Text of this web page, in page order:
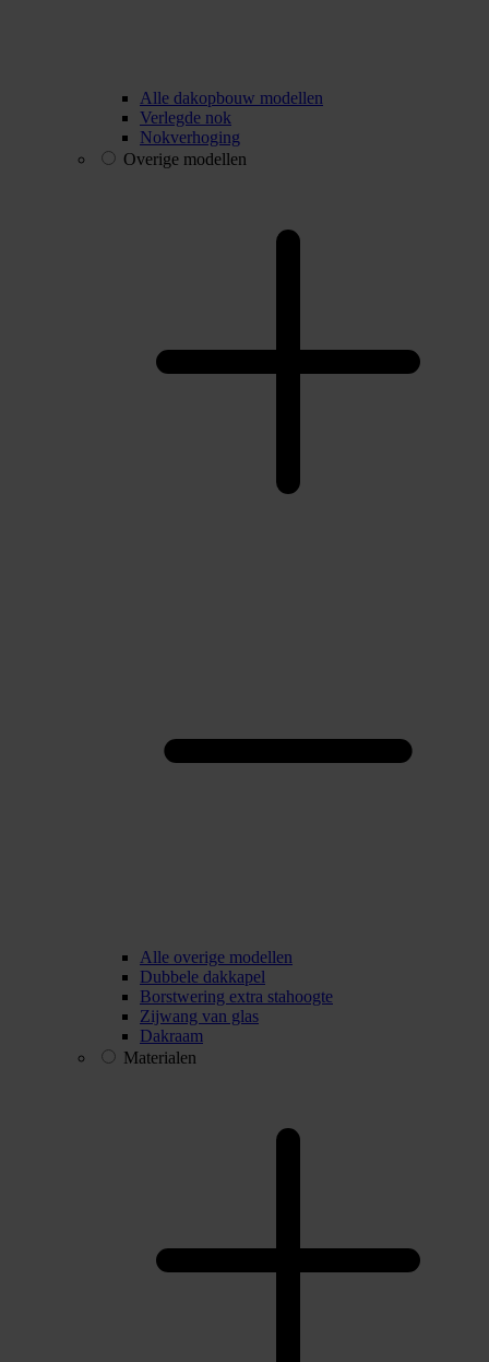
Alle dakopbouw modellen
Verlegde nok
Nokverhoging
Overige modellen
Alle overige modellen
Dubbele dakkapel
Borstwering extra stahoogte
Zijwang van glas
Dakraam
Materialen